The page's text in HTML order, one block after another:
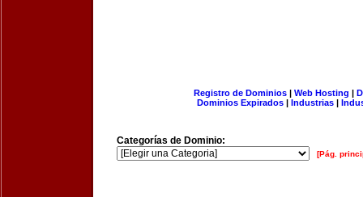
Registro de Dominios| Web Hosting |
Dominios Expirados | Industrias |
Categorías de Dominio:
[Pág.